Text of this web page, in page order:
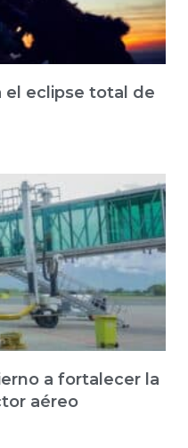
el eclipse total de
a fortalecer la
aéreo